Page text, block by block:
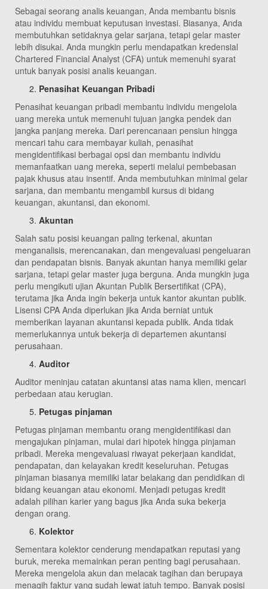
Sebagai seorang analis keuangan, Anda membantu bisnis
atau individu membuat keputusan investasi. Biasanya, Anda
membutuhkan setidaknya gelar sarjana, tetapi gelar master
lebih disukai. Anda mungkin perlu mendapatkan kredensial
Chartered Financial Analyst (CFA) untuk memenuhi syarat
untuk banyak posisi analis keuangan.
Penasihat Keuangan Pribadi
Penasihat keuangan pribadi membantu individu mengelola
uang mereka untuk memenuhi tujuan jangka pendek dan
jangka panjang mereka. Dari perencanaan pensiun hingga
mencari tahu cara membayar kuliah, penasihat
mengidentifikasi berbagai opsi dan membantu individu
memanfaatkan uang mereka, seperti melalui pembebasan
pajak khusus atau insentif. Anda membutuhkan minimal gelar
sarjana, dan membantu mengambil kursus di bidang
keuangan, akuntansi, dan ekonomi.
Akuntan
Salah satu posisi keuangan paling terkenal, akuntan
menganalisis, merencanakan, dan mengevaluasi pengeluaran
dan pendapatan bisnis. Banyak akuntan hanya memiliki gelar
sarjana, tetapi gelar master juga berguna. Anda mungkin juga
perlu mengikuti ujian Akuntan Publik Bersertifikat (CPA),
terutama jika Anda ingin bekerja untuk kantor akuntan publik.
Lisensi CPA Anda diperlukan jika Anda berniat untuk
memberikan layanan akuntansi kepada publik. Anda tidak
memerlukannya untuk bekerja di departemen akuntansi
perusahaan.
Auditor
Auditor meninjau catatan akuntansi atas nama klien, mencari
perbedaan atau kerugian.
Petugas pinjaman
Petugas pinjaman membantu orang mengidentifikasi dan
mengajukan pinjaman, mulai dari hipotek hingga pinjaman
pribadi. Mereka mengevaluasi riwayat pekerjaan kandidat,
pendapatan, dan kelayakan kredit keseluruhan. Petugas
pinjaman biasanya memiliki latar belakang dan pendidikan di
bidang keuangan atau ekonomi. Menjadi petugas kredit
adalah pilihan karier yang bagus jika Anda suka bekerja
dengan orang.
Kolektor
Sementara kolektor cenderung mendapatkan reputasi yang
buruk, mereka memainkan peran penting bagi perusahaan.
Mereka mengelola akun dan melacak tagihan dan berupaya
menagih faktur yang sudah lewat jatuh tempo. Banyak posisi